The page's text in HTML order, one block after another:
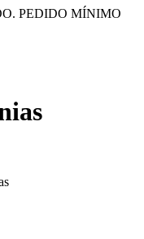
PEDIDO MÍNIMO